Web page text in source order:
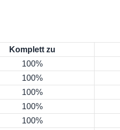
Komplett zu
100%
100%
100%
100%
100%